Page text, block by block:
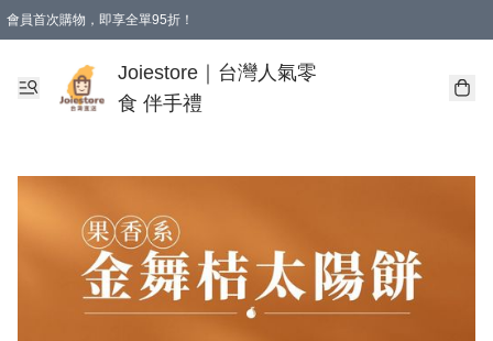
會員首次購物，即享全單95折！
購物滿 HKD 350.00即享免運費優惠！（適用於 本地送貨、本地取貨 )
Joiestore｜台灣人氣零
食 伴手禮